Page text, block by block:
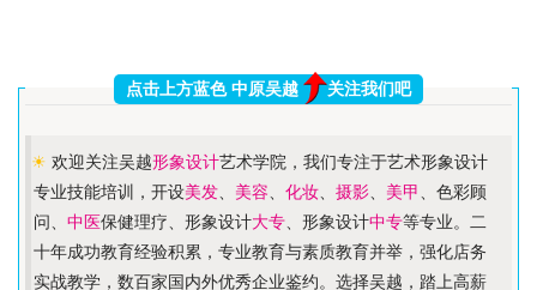
点击上方蓝色 中原吴越 关注我们吧
☀ 欢迎关注吴越形象设计艺术学院，我们专注于艺术形象设计
专业技能培训，开设美发、 美容 化妆、 摄影、 美甲 、色彩顾
问、 中医保健理疗、形象设计大专、形象设计中专等专业。二
十年成功教育经验积累，专业教育与素质教育并举，强化店务
实战教学，数百家国内外优秀企业鉴约。选择吴越，踏上高薪